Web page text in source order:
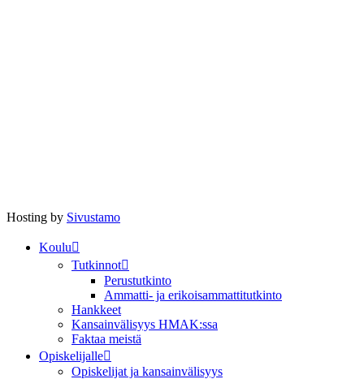
Hosting by Sivustamo
Koulu
Tutkinnot
Perustutkinto
Ammatti- ja erikoisammattitutkinto
Hankkeet
Kansainvälisyys HMAK:ssa
Faktaa meistä
Opiskelijalle
Opiskelijat ja kansainvälisyys